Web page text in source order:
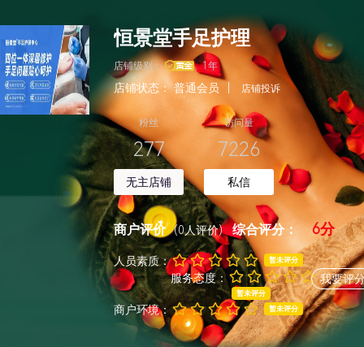
恒景堂手足护理
店铺级别： 1年
店铺状态：普通会员 店铺投诉
粉丝
277
无主店铺
访问量
7226
私信
商户评价 (0人评价)综合评分： 6分
人员素质： 暂未评分
服务态度：
暂未评分
商户环境： 暂未评分
我要评